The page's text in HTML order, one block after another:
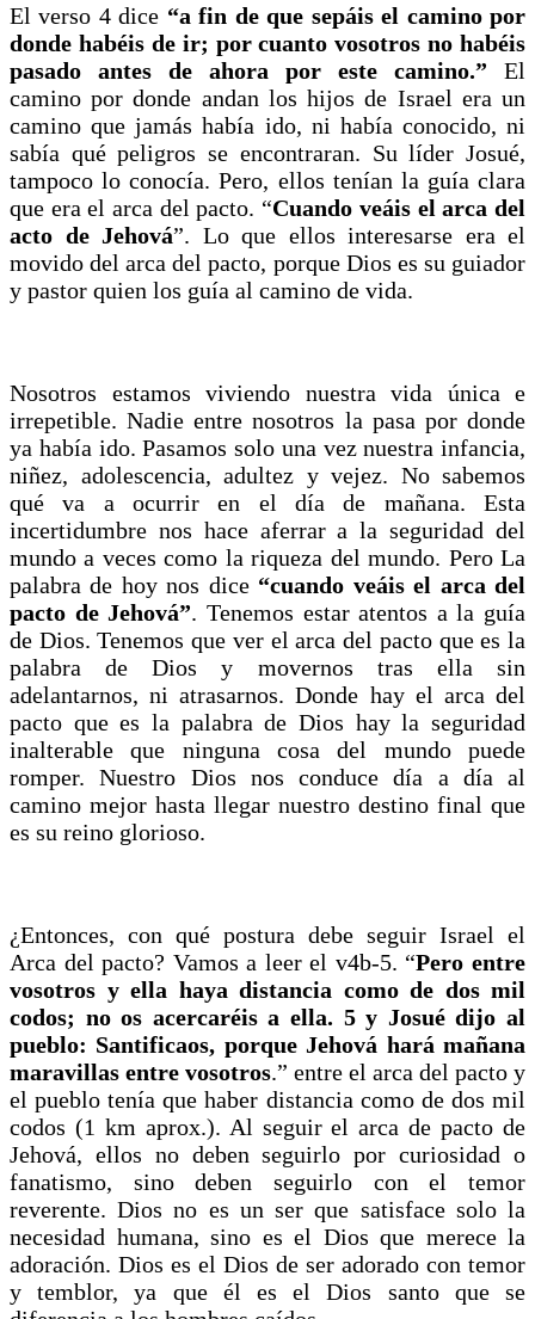
El verso 4 dice “a fin de que sepáis el camino por
donde habéis de ir; por cuanto vosotros no habéis
pasado antes de ahora por este camino.” El
camino por donde andan los hijos de Israel era un
camino que jamás había ido, ni había conocido, ni
sabía qué peligros se encontraran. Su líder Josué,
tampoco lo conocía. Pero, ellos tenían la guía clara
que era el arca del pacto. “Cuando veáis el arca del
acto de Jehová”. Lo que ellos interesarse era el
movido del arca del pacto, porque Dios es su guiador
y pastor quien los guía al camino de vida.
Nosotros estamos viviendo nuestra vida única e
irrepetible. Nadie entre nosotros la pasa por donde
ya había ido. Pasamos solo una vez nuestra infancia,
niñez, adolescencia, adultez y vejez. No sabemos
qué va a ocurrir en el día de mañana. Esta
incertidumbre nos hace aferrar a la seguridad del
mundo a veces como la riqueza del mundo. Pero La
palabra de hoy nos dice “cuando veáis el arca del
pacto de Jehová”. Tenemos estar atentos a la guía
de Dios. Tenemos que ver el arca del pacto que es la
palabra de Dios y movernos tras ella sin
adelantarnos, ni atrasarnos. Donde hay el arca del
pacto que es la palabra de Dios hay la seguridad
inalterable que ninguna cosa del mundo puede
romper. Nuestro Dios nos conduce día a día al
camino mejor hasta llegar nuestro destino final que
es su reino glorioso.
¿Entonces, con qué postura debe seguir Israel el
Arca del pacto? Vamos a leer el v4b-5. “Pero entre
vosotros y ella haya distancia como de dos mil
codos; no os acercaréis a ella. 5 y Josué dijo al
pueblo: Santificaos, porque Jehová hará mañana
maravillas entre vosotros.” entre el arca del pacto y
el pueblo tenía que haber distancia como de dos mil
codos (1 km aprox.). Al seguir el arca de pacto de
Jehová, ellos no deben seguirlo por curiosidad o
fanatismo, sino deben seguirlo con el temor
reverente. Dios no es un ser que satisface solo la
necesidad humana, sino es el Dios que merece la
adoración. Dios es el Dios de ser adorado con temor
y temblor, ya que él es el Dios santo que se